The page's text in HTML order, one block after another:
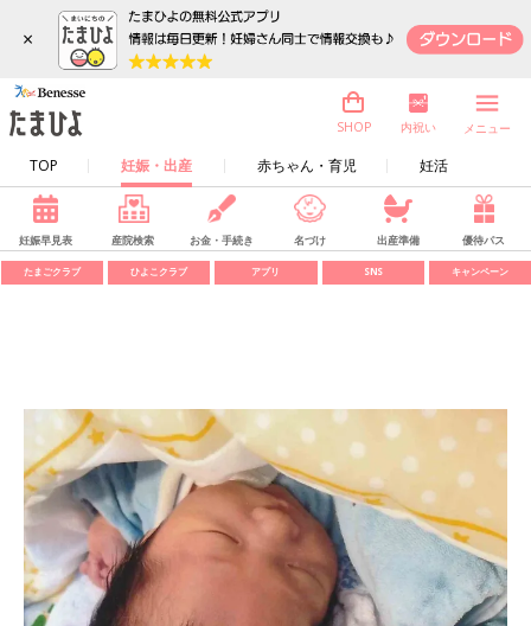
×
TOP 妊娠・出産 赤ちゃん・育児 妊活
SHOP 内祝い メニュー
妊娠早見表 産院検索 お金・手続き 名づけ 出産準備 優待パス
たまごクラブ ひよこクラブ アプリ SNS キャンペーン